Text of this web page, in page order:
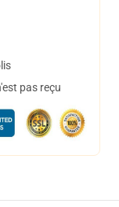
pas reçu